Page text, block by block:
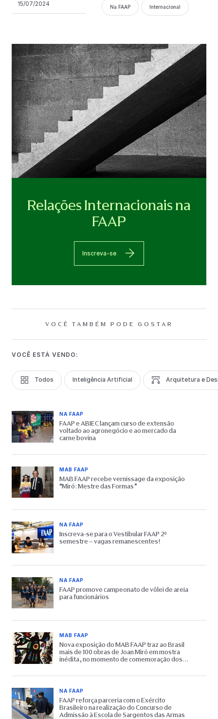
15/07/2024 Na FAAP Internacional
Relações Internacionais na
FAAP
Inscreva-se
VOCÊ TAMBÉM PODE GOSTAR
VOCÊ ESTÁ VENDO:
Todos Inteligência Artificial Arquitetura e
NA FAAP
FAAP e ABIEC lançam curso de extensão
voltado ao agronegócio e ao mercado da
carne bovina
MAB FAAP
MAB FAAP recebe vernissage da exposição
“Miró: Mestre das Formas”
NA FAAP
Inscreva-se para o Vestibular FAAP 2º
semestre – vagas remanescentes!
NA FAAP
FAAP promove campeonato de vôlei de areia
para funcionários
MAB FAAP
Nova exposição do MAB FAAP traz ao Brasil
mais de 100 obras de Joan Miró em mostra
inédita, no momento de comemoração dos
NA FAAP
FAAP reforça parceria com o Exército
Brasileiro na realização do Concurso de
Admissão à Escola de Sargentos das Armas